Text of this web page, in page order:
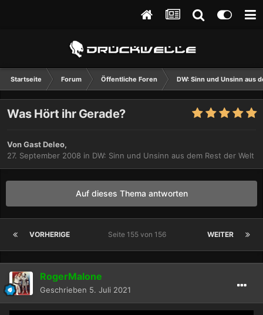
Startseite Forum Öffentliche Foren DW: Sinn und Unsinn aus
Was Hört ihr Gerade?
Von Gast Deleo,
27. September 2008 in DW: Sinn und Unsinn aus dem Rest der Welt
Auf dieses Thema antworten
VORHERIGE WEITER
Seite 155 von 156
RogerMalone
Geschrieben 5. Juli 2021